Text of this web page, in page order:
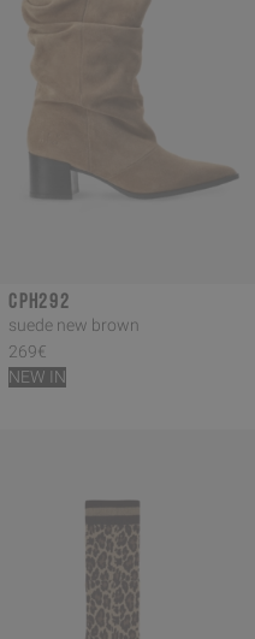
CPH292
suede new brown
269€
NEW IN